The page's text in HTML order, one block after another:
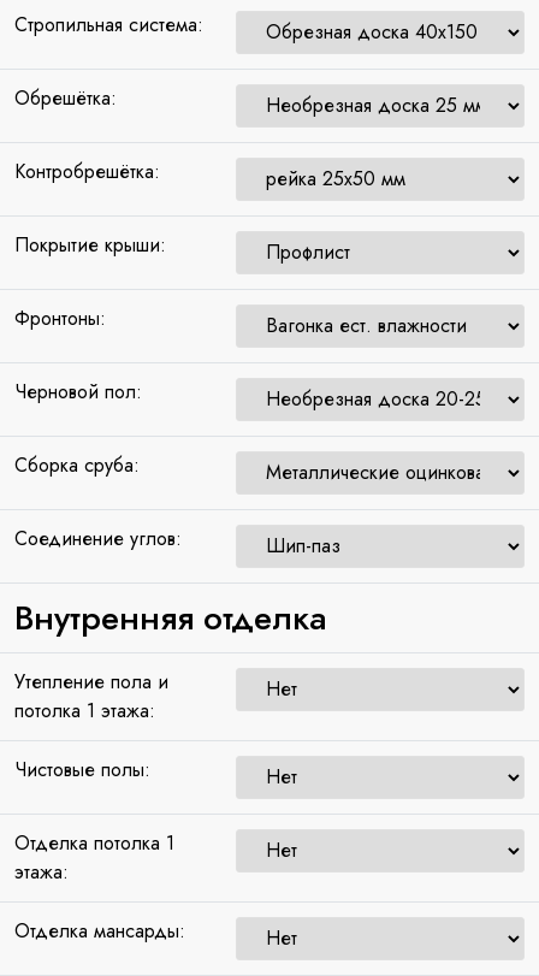
Стропильная система:
Обрешётка:
Контробрешётка:
Покрытие крыши:
Фронтоны:
Черновой пол:
Сборка сруба:
Соединение углов:
Внутренняя отделка
Утепление пола и
потолка 1 этажа:
Чистовые полы:
Отделка потолка 1
этажа:
Отделка мансарды: